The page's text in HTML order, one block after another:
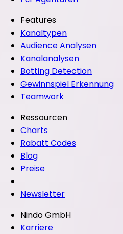
Features
Kanaltypen
Audience Analysen
Kanalanalysen
Botting Detection
Gewinnspiel Erkennung
Teamwork
Ressourcen
Charts
Rabatt Codes
Blog
Preise
Newsletter
Nindo GmbH
Karriere